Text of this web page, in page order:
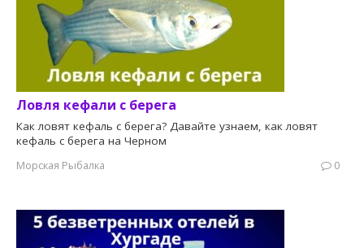
Ловля кефали с берега
Как ловят кефаль с берега? Давайте узнаем, как ловят
кефаль с берега на Черном
Морская Рыбалка
0